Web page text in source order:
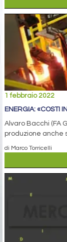
1 febbraio 2022
ENERGIA: «COSTI
Alvaro Bacchi (FA
produzione anche
di Marco Torricelli